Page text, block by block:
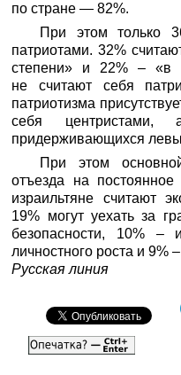
по стране — 82%.
При этом только
патриотами. 32%
степени» и 22% – «в
не считают себя
патриотизма
себя
придерживающихся
При этом
отъезда на
израильтяне считают
19% могут уехать за
безопасности, 10% –
личностного роста и 9%
Русская линия